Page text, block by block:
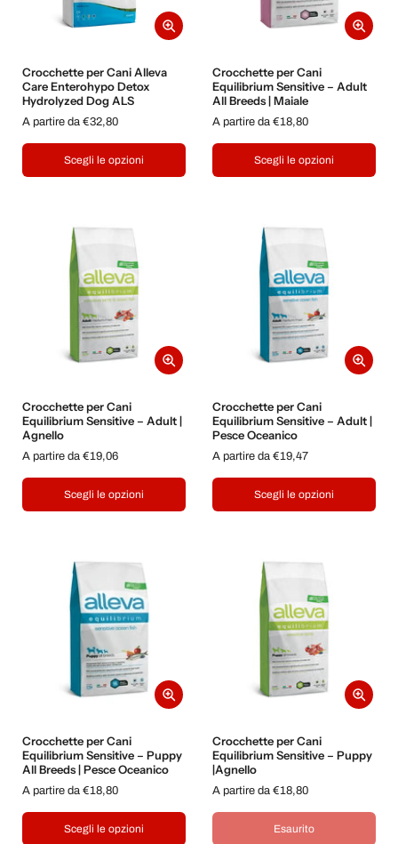
Crocchette per Cani Alleva
Care Enterohypo Detox
Hydrolyzed Dog ALS
A partire da €32,80
Scegli le opzioni
Crocchette per Cani
Equilibrium Sensitive – Adult
All Breeds | Maiale
A partire da €18,80
Scegli le opzioni
Crocchette per Cani
Equilibrium Sensitive – Adult |
Agnello
A partire da €19,06
Scegli le opzioni
Crocchette per Cani
Equilibrium Sensitive – Adult |
Pesce Oceanico
A partire da €19,47
Scegli le opzioni
Crocchette per Cani
Equilibrium Sensitive – Puppy
All Breeds | Pesce Oceanico
A partire da €18,80
Scegli le opzioni
Crocchette per Cani
Equilibrium Sensitive – Puppy
|Agnello
A partire da €18,80
Esaurito